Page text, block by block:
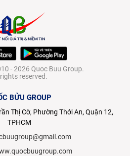
- 2026 Quoc Buu Group.
reserved.
BỬU GROUP
Thị Cờ, Phường Thới An, Quận 12,
TPHCM